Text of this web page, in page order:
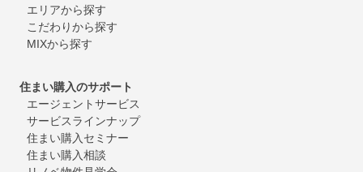
エリアから探す
こだわりから探す
MIXから探す
住まい購入のサポート
エージェントサービス
サービスラインナップ
住まい購入セミナー
住まい購入相談